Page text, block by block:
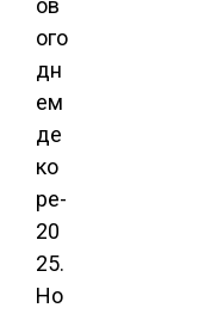
ов
ого
дн
ем
де
ко
ре-
20
25.
Но